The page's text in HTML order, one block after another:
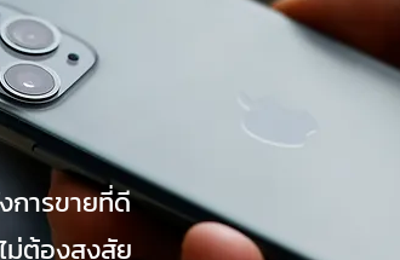
การขายที่ดี
ม่ต้องสงสัย